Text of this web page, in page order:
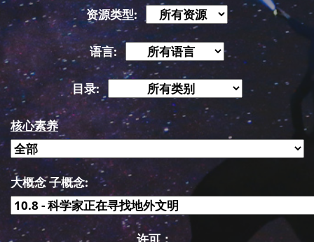
资源类型:
语言:
目录:
核心素养
大概念 子概念: